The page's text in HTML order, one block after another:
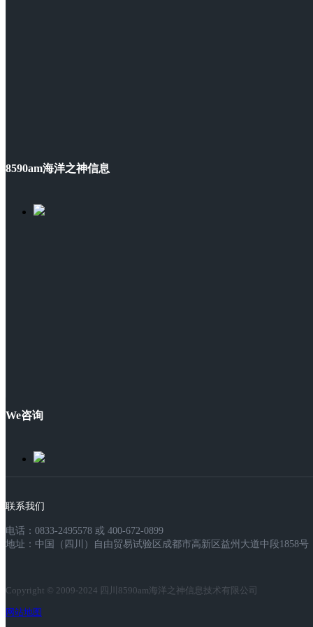
8590am海洋之神信息
We咨询
联系我们
电话：0833-2495578 或 400-672-0899
地址：中国（四川）自由贸易试验区成都市高新区益州大道中段1858号
Copyright © 2009-2024 四川8590am海洋之神信息技术有限公司
网站地图